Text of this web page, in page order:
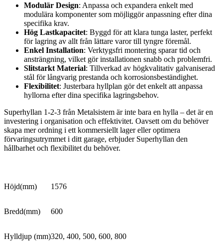
Modulär Design: Anpassa och expandera enkelt med
modulära komponenter som möjliggör anpassning efter dina
specifika krav.
Hög Lastkapacitet: Byggd för att klara tunga laster, perfekt
för lagring av allt från lättare varor till tyngre föremål.
Enkel Installation: Verktygsfri montering sparar tid och
ansträngning, vilket gör installationen snabb och problemfri.
Slitstarkt Material: Tillverkad av högkvalitativ galvaniserad
stål för långvarig prestanda och korrosionsbeständighet.
Flexibilitet: Justerbara hyllplan gör det enkelt att anpassa
hyllorna efter dina specifika lagringsbehov.
Superhyllan 1-2-3 från Metalsistem är inte bara en hylla – det är en
investering i organisation och effektivitet. Oavsett om du behöver
skapa mer ordning i ett kommersiellt lager eller optimera
förvaringsutrymmet i ditt garage, erbjuder Superhyllan den
hållbarhet och flexibilitet du behöver.
Höjd(mm) 1576
Bredd(mm) 600
Hylldjup (mm)320, 400, 500, 600, 800